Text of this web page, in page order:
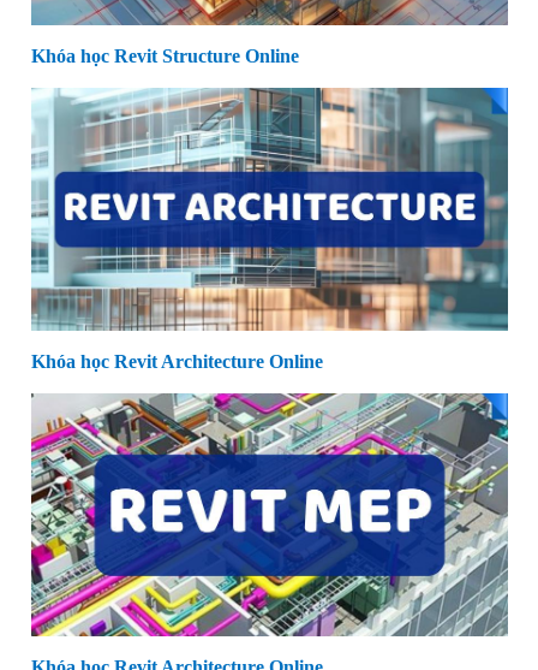
Khóa học Revit Structure Online
Khóa học Revit Architecture Online